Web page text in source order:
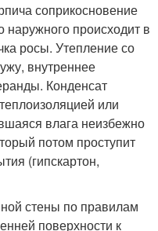
соприкосновение
наружного происходит в
росы. Утепление со
внутреннее
Конденсат
или
влага неизбежно
потом проступит
(гипскартон,
стены по правилам
поверхности к